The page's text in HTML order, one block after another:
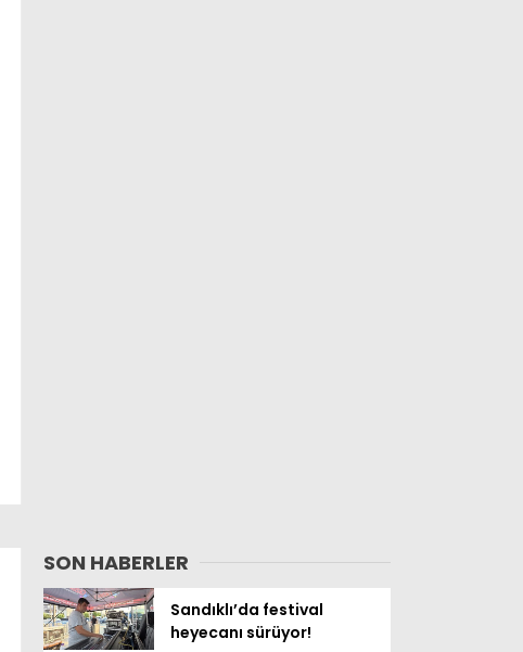
SON HABERLER
Sandıklı’da festival
heyecanı sürüyor!